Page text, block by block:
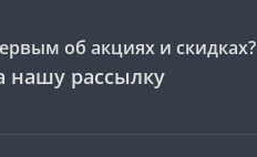
об акциях и скидках?
нашу рассылку